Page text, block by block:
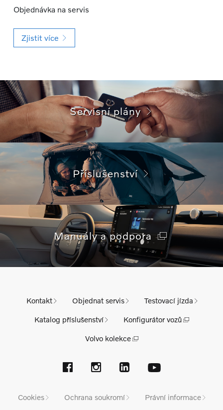
Objednávka na servis
Zjistit více
Servisní plány
Příslušenství
Manuály a podpora
Kontakt Objednat servis Testovací jízda
Katalog příslušenství Konfigurátor vozů
Volvo kolekce
Cookies Ochrana soukromí Právní informace